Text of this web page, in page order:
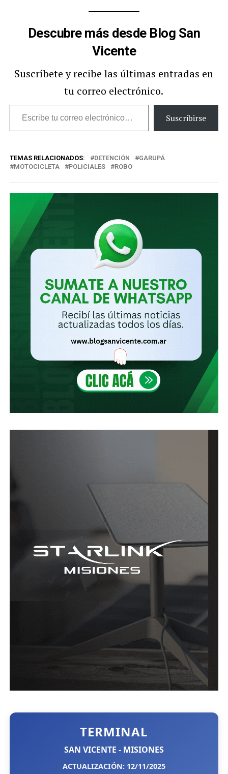
Descubre más desde Blog San
Vicente
Suscríbete y recibe las últimas entradas en
tu correo electrónico.
Escribe
tu
electrónico…
Suscribirse
TEMAS RELACIONADOS: DETENCIÓN
GARUPÁ
MOTOCICLETA
POLICIALES ROBO
TERMINAL
SAN VICENTE - MISIONES
ACTUALIZACIÓN: 12/11/2025